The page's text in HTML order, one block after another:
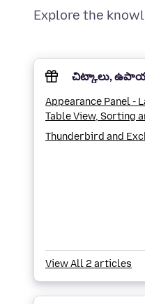
Explore the
చిట్కాలు,
Appearance Panel -
Table View, Sorting
Thunderbird and
View All 2 articles